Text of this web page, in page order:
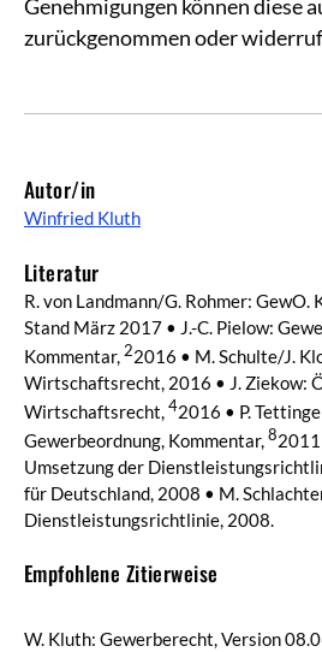
Genehmigungen können diese
zurückgenommen oder
Autor/in
Winfried Kluth
Literatur
R. von Landmann/G. Rohmer: GewO.
Stand März 2017 • J.-C. Pielow:
Kommentar, 22016 • M. Schulte/J.
Wirtschaftsrecht, 2016 • J. Ziekow:
Wirtschaftsrecht, 42016 • P.
Gewerbeordnung, Kommentar, 82011
Umsetzung der
für Deutschland, 2008 • M.
Dienstleistungsrichtlinie, 2008.
Empfohlene Zitierweise
W. Kluth: Gewerberecht, Version